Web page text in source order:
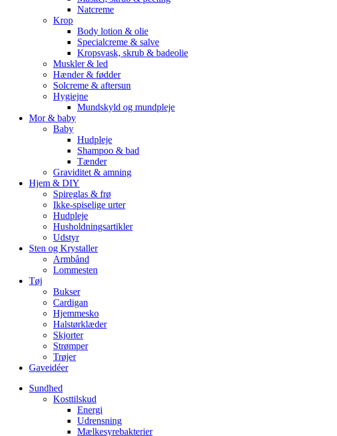
Natcreme
Krop
Body lotion & olie
Specialcreme & salve
Kropsvask, skrub & badeolie
Muskler & led
Hænder & fødder
Solcreme & aftersun
Hygiejne
Mundskyld og mundpleje
Mor & baby
Baby
Hudpleje
Shampoo & bad
Tænder
Graviditet & amning
Hjem & DIY
Spireglas & frø
Ikke-spiselige urter
Hudpleje
Husholdningsartikler
Udstyr
Sten og Krystaller
Armbånd
Lommesten
Tøj
Bukser
Cardigan
Hjemmesko
Halstørklæder
Skjorter
Strømper
Trøjer
Gaveidéer
Sundhed
Kosttilskud
Energi
Udrensning
Mælkesyrebakterier